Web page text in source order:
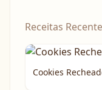
Receitas
Cookies